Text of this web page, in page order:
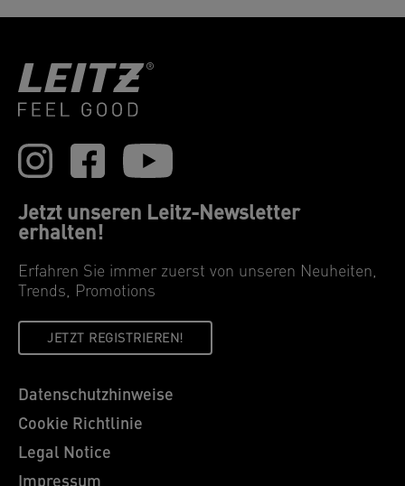
Jetzt unseren Leitz-Newsletter
erhalten!
Erfahren Sie immer zuerst von unseren Neuheiten,
Trends, Promotions
JETZT REGISTRIEREN!
Datenschutzhinweise
Cookie Richtlinie
Legal Notice